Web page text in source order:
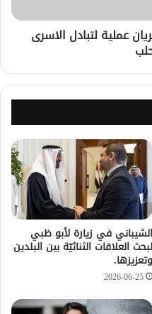
عملية لتبادل الاسرى
الشيباني في زيارة لأبو ظبي
لبحث العلاقات الثنائيّة بين البلدين
وتعزيزها.
2026-06-25